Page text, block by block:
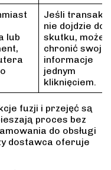
lub
Jeśli
nie dojdzie do
skutku,
chronić swoje
informacje
jednym
kliknięciem.
fuzji i przejęć są
proces bez
do obsługi
dostawca oferuje